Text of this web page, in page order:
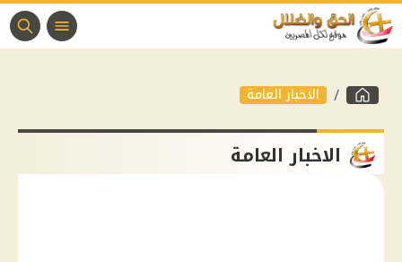
الاخبار العامة
الاخبار العامة